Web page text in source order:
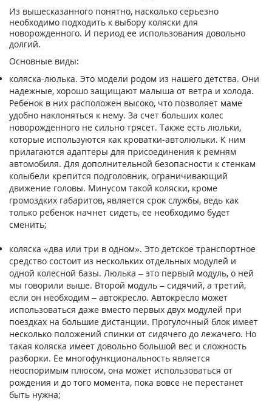
Из вышесказанного понятно, насколько серьезно
необходимо подходить к выбору коляски для
новорожденного. И период ее использования довольно
долгий.
Основные виды:
коляска-люлька. Это модели родом из нашего детства. Они
надежные, хорошо защищают малыша от ветра и холода.
Ребенок в них расположен высоко, что позволяет маме
удобно наклоняться к нему. За счет больших колес
новорожденного не сильно трясет. Также есть люльки,
которые используются как кроватки-автолюльки. К ним
прилагаются адаптеры для присоединения к ремням
автомобиля. Для дополнительной безопасности к стенкам
колыбели крепится подголовник, ограничивающий
движение головы. Минусом такой коляски, кроме
громоздких габаритов, является срок службы, ведь как
только ребенок начнет сидеть, ее необходимо будет
сменить;
коляска «два или три в одном». Это детское транспортное
средство состоит из нескольких отдельных модулей и
одной колесной базы. Люлька – это первый модуль, о ней
мы говорили выше. Второй модуль – сидячий, а третий,
если он необходим – автокресло. Автокресло может
использоваться даже вместо первых двух модулей при
поездках на большие дистанции. Прогулочный блок имеет
несколько положений спинки от сидячего до лежачего. Но
такая коляска имеет довольно большой вес и сложность
разборки. Ее многофункциональность является
неоспоримым плюсом, она может использоваться от
рождения и до того момента, пока вовсе не перестанет
быть нужна;